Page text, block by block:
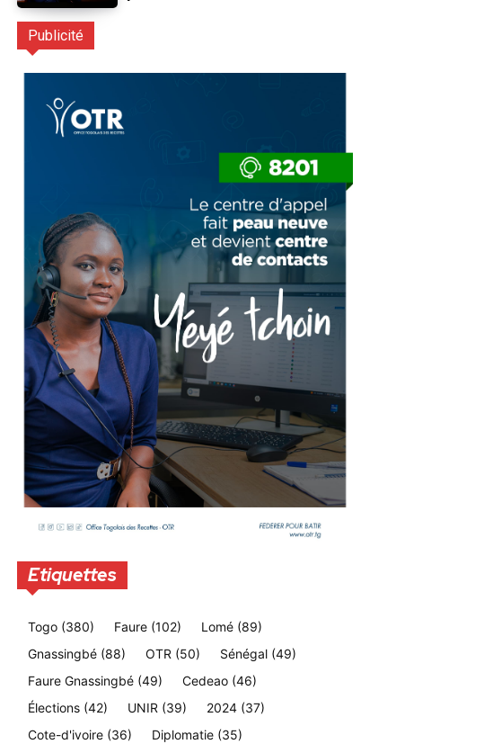
Publicité
Etiquettes
Togo (380) Faure (102) Lomé (89)
Gnassingbé (88) OTR (50) Sénégal (49)
Faure Gnassingbé (49) Cedeao (46)
Élections (42) UNIR (39) 2024 (37)
Cote-d'ivoire (36) Diplomatie (35)